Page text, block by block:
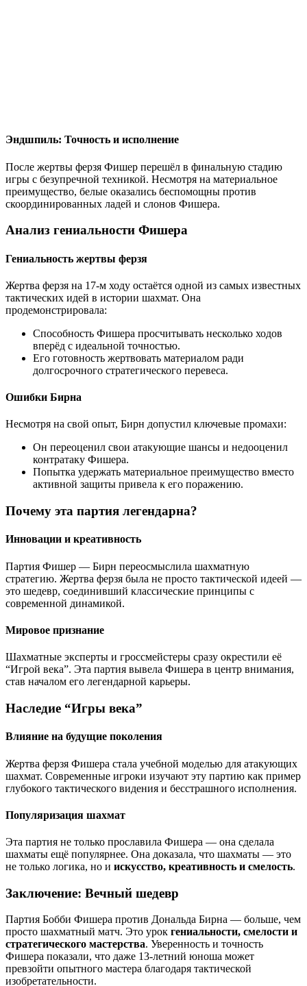
Эндшпиль: Точность и исполнение
После жертвы ферзя Фишер перешёл в финальную стадию
игры с безупречной техникой. Несмотря на материальное
преимущество, белые оказались беспомощны против
скоординированных ладей и слонов Фишера.
Анализ гениальности Фишера
Гениальность жертвы ферзя
Жертва ферзя на 17-м ходу остаётся одной из самых известных
тактических идей в истории шахмат. Она
продемонстрировала:
Способность Фишера просчитывать несколько ходов
вперёд с идеальной точностью.
Его готовность жертвовать материалом ради
долгосрочного стратегического перевеса.
Ошибки Бирна
Несмотря на свой опыт, Бирн допустил ключевые промахи:
Он переоценил свои атакующие шансы и недооценил
контратаку Фишера.
Попытка удержать материальное преимущество вместо
активной защиты привела к его поражению.
Почему эта партия легендарна?
Инновации и креативность
Партия Фишер — Бирн переосмыслила шахматную
стратегию. Жертва ферзя была не просто тактической идеей —
это шедевр, соединивший классические принципы с
современной динамикой.
Мировое признание
Шахматные эксперты и гроссмейстеры сразу окрестили её
“Игрой века”. Эта партия вывела Фишера в центр внимания,
став началом его легендарной карьеры.
Наследие “Игры века”
Влияние на будущие поколения
Жертва ферзя Фишера стала учебной моделью для атакующих
шахмат. Современные игроки изучают эту партию как пример
глубокого тактического видения и бесстрашного исполнения.
Популяризация шахмат
Эта партия не только прославила Фишера — она сделала
шахматы ещё популярнее. Она доказала, что шахматы — это
не только логика, но и искусство, креативность и смелость.
Заключение: Вечный шедевр
Партия Бобби Фишера против Дональда Бирна — больше, чем
просто шахматный матч. Это урок гениальности, смелости и
стратегического мастерства. Уверенность и точность
Фишера показали, что даже 13-летний юноша может
превзойти опытного мастера благодаря тактической
изобретательности.